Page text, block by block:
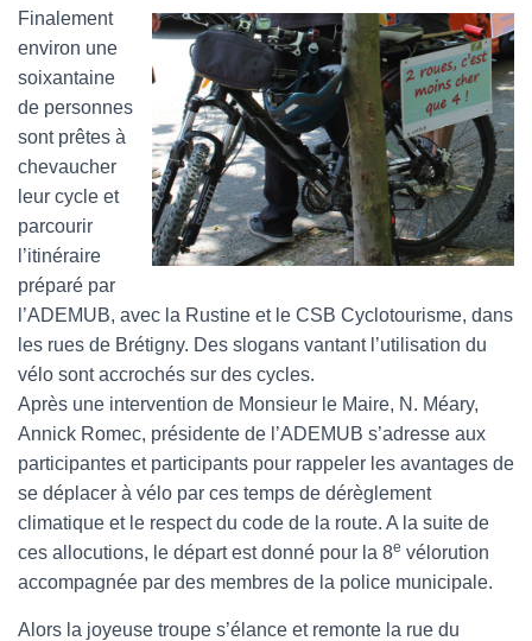
Finalement
environ une
soixantaine
de personnes
sont prêtes à
chevaucher
leur cycle et
parcourir
l’itinéraire
préparé par
l’ADEMUB, avec la Rustine et le CSB Cyclotourisme, dans
les rues de Brétigny. Des slogans vantant l’utilisation du
vélo sont accrochés sur des cycles.
Après une intervention de Monsieur le Maire, N. Méary,
Annick Romec, présidente de l’ADEMUB s’adresse aux
participantes et participants pour rappeler les avantages de
se déplacer à vélo par ces temps de dérèglement
climatique et le respect du code de la route. A la suite de
ces allocutions, le départ est donné pour la 8e vélorution
accompagnée par des membres de la police municipale.
Alors la joyeuse troupe s’élance et remonte la rue du